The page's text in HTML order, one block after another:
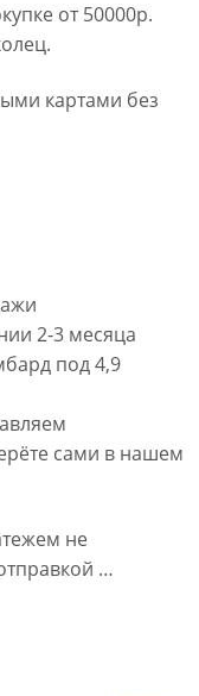
от 50000р.
картами без
2-3 месяца
под 4,9
сами в нашем
не
…